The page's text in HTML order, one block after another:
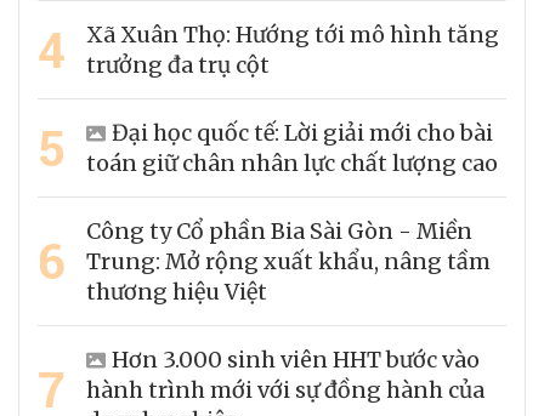
4
Xã Xuân Thọ: Hướng tới mô hình tăng
trưởng đa trụ cột
5
Đại học quốc tế: Lời giải mới cho bài
toán giữ chân nhân lực chất lượng cao
6
Công ty Cổ phần Bia Sài Gòn - Miền
Trung: Mở rộng xuất khẩu, nâng tầm
thương hiệu Việt
7
Hơn 3.000 sinh viên HHT bước vào
hành trình mới với sự đồng hành của